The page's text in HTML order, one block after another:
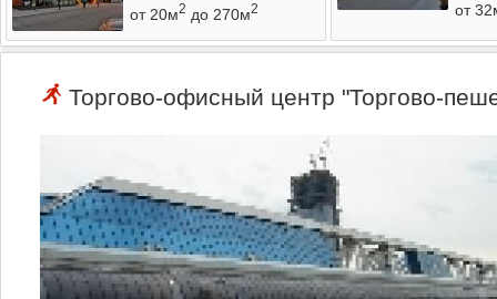
от 20м2 до 270м2
от
Торгово-офисный центр "Торгово-